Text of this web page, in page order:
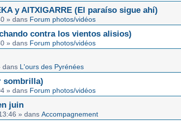
y AITXIGARRE (El paraíso sigue ahí)
» dans Forum photos/vidéos
contra los vientos alisios)
» dans Forum photos/vidéos
dans L'ours des Pyrénées
sombrilla)
» dans Forum photos/vidéos
juin
» dans Accompagnement